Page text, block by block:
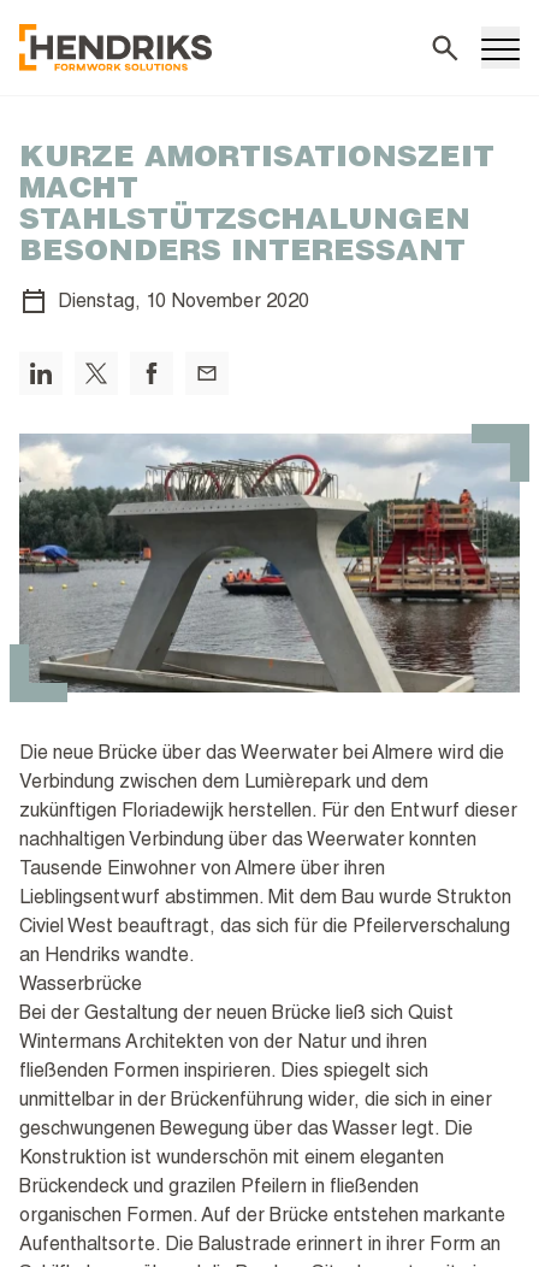
KURZE AMORTISATIONSZEIT
MACHT
STAHLSTÜTZSCHALUNGEN
BESONDERS INTERESSANT
Dienstag, 10 November 2020
Die neue Brücke über das Weerwater bei Almere wird die
Verbindung zwischen dem Lumièrepark und dem
zukünftigen Floriadewijk herstellen. Für den Entwurf dieser
nachhaltigen Verbindung über das Weerwater konnten
Tausende Einwohner von Almere über ihren
Lieblingsentwurf abstimmen. Mit dem Bau wurde Strukton
Civiel West beauftragt, das sich für die Pfeilerverschalung
an Hendriks wandte.
Wasserbrücke
Bei der Gestaltung der neuen Brücke ließ sich Quist
Wintermans Architekten von der Natur und ihren
fließenden Formen inspirieren. Dies spiegelt sich
unmittelbar in der Brückenführung wider, die sich in einer
geschwungenen Bewegung über das Wasser legt. Die
Konstruktion ist wunderschön mit einem eleganten
Brückendeck und grazilen Pfeilern in fließenden
organischen Formen. Auf der Brücke entstehen markante
Aufenthaltsorte. Die Balustrade erinnert in ihrer Form an